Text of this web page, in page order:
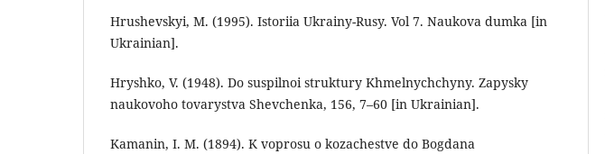
Hrushevskyi, M. (1995). Istoriia Ukrainy-Rusy. Vol 7. Naukova dumka [in
Ukrainian].
Hryshko, V. (1948). Do suspilnoi struktury Khmelnychchyny. Zapysky
naukovoho tovarystva Shevchenka, 156, 7–60 [in Ukrainian].
Kamanin, I. М. (1894). K voprosu o kozachestve do Bogdana